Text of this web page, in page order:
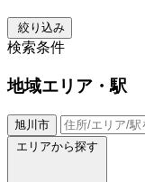
絞り込み
検索条件
地域エリア・駅
旭川市
エリアから探す